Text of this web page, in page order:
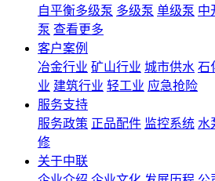
自平衡多级泵 多级泵 单级泵 中
泵 查看更多
客户案例
冶金行业 矿山行业 城市供水 石
业 建筑行业 轻工业 应急抢险
服务支持
服务政策 正品配件 监控系统 水
修
关于中联